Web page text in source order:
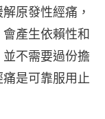
原發性經痛，
產生依賴性和
不需要過份擔
是可靠服用止